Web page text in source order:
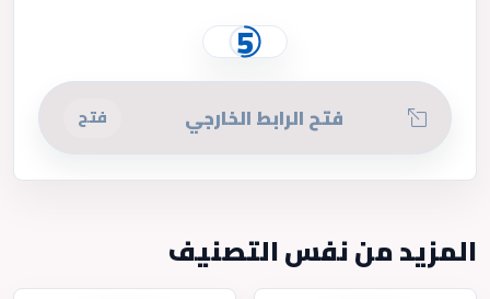
5
فتح الرابط الخارجي فتح
المزيد من نفس التصنيف